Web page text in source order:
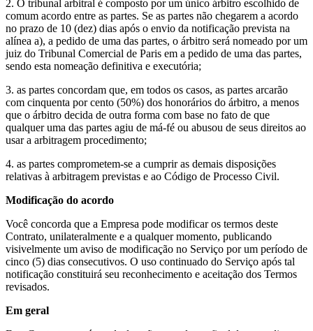
2. O tribunal arbitral é composto por um único árbitro escolhido de
comum acordo entre as partes. Se as partes não chegarem a acordo
no prazo de 10 (dez) dias após o envio da notificação prevista na
alínea a), a pedido de uma das partes, o árbitro será nomeado por um
juiz do Tribunal Comercial de Paris em a pedido de uma das partes,
sendo esta nomeação definitiva e executória;
3. as partes concordam que, em todos os casos, as partes arcarão
com cinquenta por cento (50%) dos honorários do árbitro, a menos
que o árbitro decida de outra forma com base no fato de que
qualquer uma das partes agiu de má-fé ou abusou de seus direitos ao
usar a arbitragem procedimento;
4. as partes comprometem-se a cumprir as demais disposições
relativas à arbitragem previstas e ao Código de Processo Civil.
Modificação do acordo
Você concorda que a Empresa pode modificar os termos deste
Contrato, unilateralmente e a qualquer momento, publicando
visivelmente um aviso de modificação no Serviço por um período de
cinco (5) dias consecutivos. O uso continuado do Serviço após tal
notificação constituirá seu reconhecimento e aceitação dos Termos
revisados.
Em geral